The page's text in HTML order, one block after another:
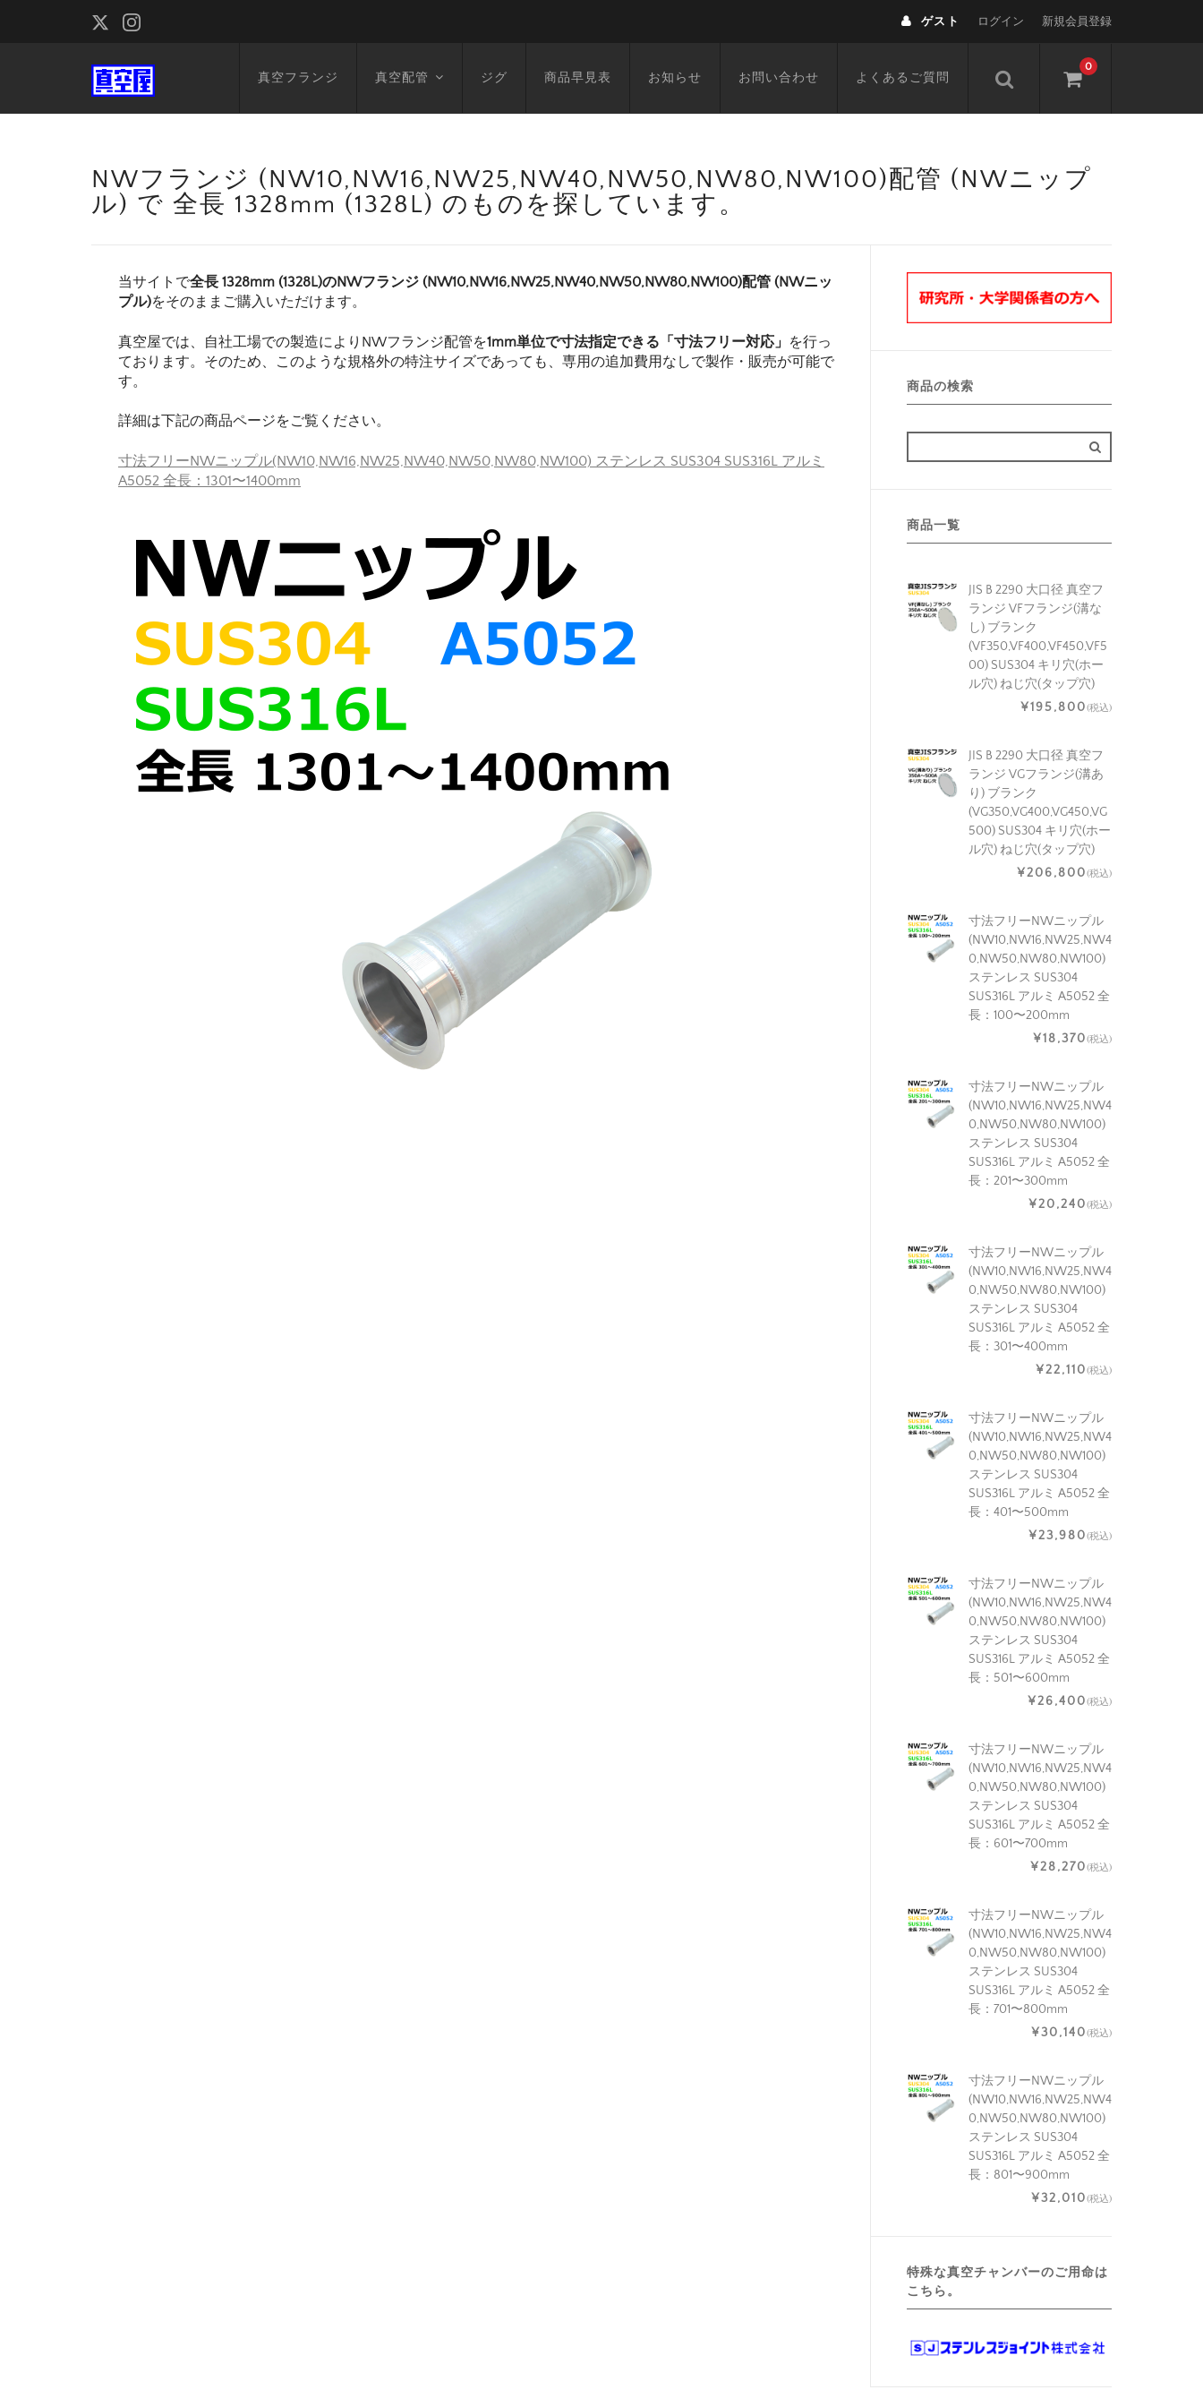
ゲスト ログイン 新規会員登録
0
真空フランジ 真空配管 ジグ 商品早見表 お知らせ お問い合わせ よくあるご質問
NWフランジ (NW10,NW16,NW25,NW40,NW50,NW80,NW100)配管 (NWニップ
ル) で 全長 1328mm (1328L) のものを探しています。
当サイトで全長 1328mm (1328L)のNWフランジ (NW10,NW16,NW25,NW40,NW50,NW80,NW100)配管 (NWニッ
プル)をそのままご購入いただけます。
真空屋では、自社工場での製造によりNWフランジ配管を1mm単位で寸法指定できる「寸法フリー対応」 を行っ
ております。そのため、このような規格外の特注サイズであっても、専用の追加費用なしで製作・販売が可能で
す。
詳細は下記の商品ページをご覧ください。
寸法フリーNWニップル(NW10,NW16,NW25,NW40,NW50,NW80,NW100) ステンレス SUS304 SUS316L アルミ
A5052 全長：1301〜1400mm
商品の検索
商品一覧
JIS B 2290 大口径 真空フ
ランジ VFフランジ(溝な
し) ブランク
(VF350,VF400,VF450,VF5
00) SUS304 キリ穴(ホー
ル穴) ねじ穴(タップ穴)
¥195,800(税込)
JIS B 2290 大口径 真空フ
ランジ VGフランジ(溝あ
り) ブランク
(VG350,VG400,VG450,VG
500) SUS304 キリ穴(ホー
ル穴) ねじ穴(タップ穴)
¥206,800(税込)
寸法フリーNWニップル
(NW10,NW16,NW25,NW4
0,NW50,NW80,NW100)
ステンレス SUS304
SUS316L アルミ A5052 全
長：100〜200mm
¥18,370(税込)
寸法フリーNWニップル
(NW10,NW16,NW25,NW4
0,NW50,NW80,NW100)
ステンレス SUS304
SUS316L アルミ A5052 全
長：201〜300mm
¥20,240(税込)
寸法フリーNWニップル
(NW10,NW16,NW25,NW4
0,NW50,NW80,NW100)
ステンレス SUS304
SUS316L アルミ A5052 全
長：301〜400mm
¥22,110(税込)
寸法フリーNWニップル
(NW10,NW16,NW25,NW4
0,NW50,NW80,NW100)
ステンレス SUS304
SUS316L アルミ A5052 全
長：401〜500mm
¥23,980(税込)
寸法フリーNWニップル
(NW10,NW16,NW25,NW4
0,NW50,NW80,NW100)
ステンレス SUS304
SUS316L アルミ A5052 全
長：501〜600mm
¥26,400(税込)
寸法フリーNWニップル
(NW10,NW16,NW25,NW4
0,NW50,NW80,NW100)
ステンレス SUS304
SUS316L アルミ A5052 全
長：601〜700mm
¥28,270(税込)
寸法フリーNWニップル
(NW10,NW16,NW25,NW4
0,NW50,NW80,NW100)
ステンレス SUS304
SUS316L アルミ A5052 全
長：701〜800mm
¥30,140(税込)
寸法フリーNWニップル
(NW10,NW16,NW25,NW4
0,NW50,NW80,NW100)
ステンレス SUS304
SUS316L アルミ A5052 全
長：801〜900mm
¥32,010(税込)
特殊な真空チャンバーのご用命は
こちら。